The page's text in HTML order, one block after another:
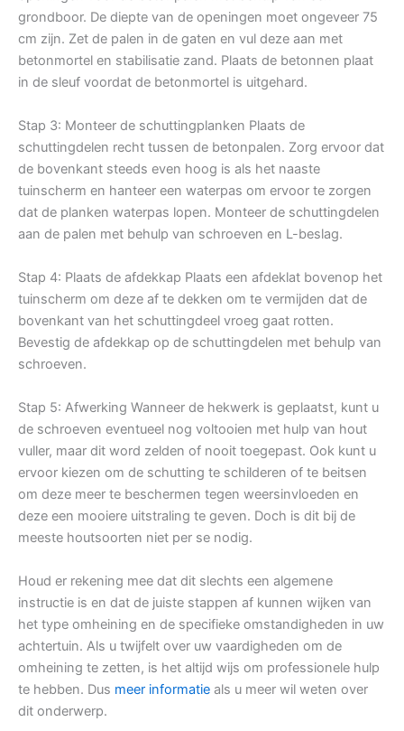
grondboor. De diepte van de openingen moet ongeveer 75
cm zijn. Zet de palen in de gaten en vul deze aan met
betonmortel en stabilisatie zand. Plaats de betonnen plaat
in de sleuf voordat de betonmortel is uitgehard.
Stap 3: Monteer de schuttingplanken Plaats de
schuttingdelen recht tussen de betonpalen. Zorg ervoor dat
de bovenkant steeds even hoog is als het naaste
tuinscherm en hanteer een waterpas om ervoor te zorgen
dat de planken waterpas lopen. Monteer de schuttingdelen
aan de palen met behulp van schroeven en L-beslag.
Stap 4: Plaats de afdekkap Plaats een afdeklat bovenop het
tuinscherm om deze af te dekken om te vermijden dat de
bovenkant van het schuttingdeel vroeg gaat rotten.
Bevestig de afdekkap op de schuttingdelen met behulp van
schroeven.
Stap 5: Afwerking Wanneer de hekwerk is geplaatst, kunt u
de schroeven eventueel nog voltooien met hulp van hout
vuller, maar dit word zelden of nooit toegepast. Ook kunt u
ervoor kiezen om de schutting te schilderen of te beitsen
om deze meer te beschermen tegen weersinvloeden en
deze een mooiere uitstraling te geven. Doch is dit bij de
meeste houtsoorten niet per se nodig.
Houd er rekening mee dat dit slechts een algemene
instructie is en dat de juiste stappen af kunnen wijken van
het type omheining en de specifieke omstandigheden in uw
achtertuin. Als u twijfelt over uw vaardigheden om de
omheining te zetten, is het altijd wijs om professionele hulp
te hebben. Dus meer informatie als u meer wil weten over
dit onderwerp.